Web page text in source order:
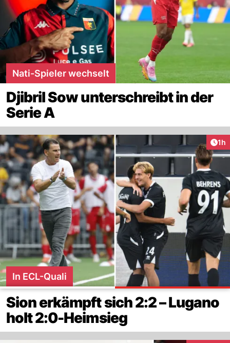
Nati-Spieler wechselt
Djibril Sow unterschreibt in der
Serie A
1h
In ECL-Quali
Sion erkämpft sich 2:2 – Lugano
holt 2:0-Heimsieg